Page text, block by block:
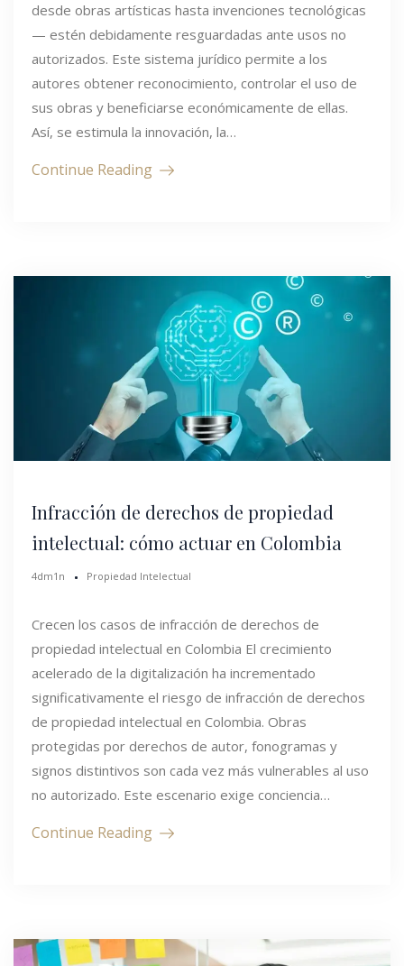
desde obras artísticas hasta invenciones tecnológicas
— estén debidamente resguardadas ante usos no
autorizados. Este sistema jurídico permite a los
autores obtener reconocimiento, controlar el uso de
sus obras y beneficiarse económicamente de ellas.
Así, se estimula la innovación, la…
Continue Reading
Infracción de derechos de propiedad
intelectual: cómo actuar en Colombia
4dm1n Propiedad Intelectual
Crecen los casos de infracción de derechos de
propiedad intelectual en Colombia El crecimiento
acelerado de la digitalización ha incrementado
significativamente el riesgo de infracción de derechos
de propiedad intelectual en Colombia. Obras
protegidas por derechos de autor, fonogramas y
signos distintivos son cada vez más vulnerables al uso
no autorizado. Este escenario exige conciencia…
Continue Reading